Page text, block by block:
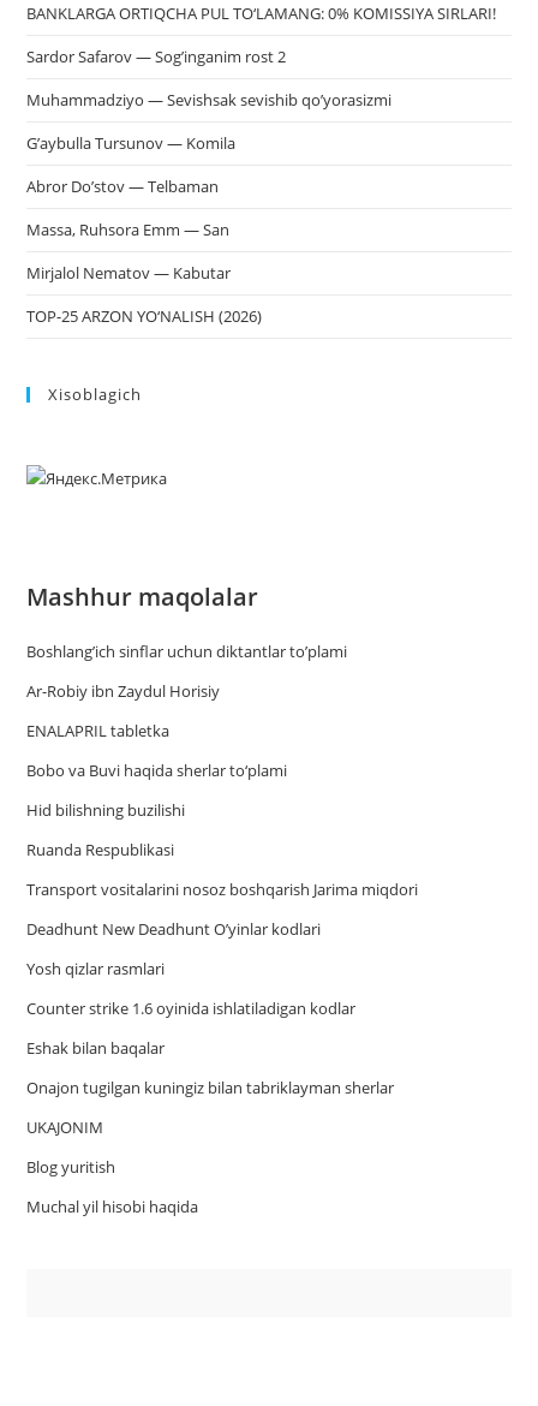
BANKLARGA ORTIQCHA PUL TO‘LAMANG: 0% KOMISSIYA SIRLARI!
Sardor Safarov — Sog’inganim rost 2
Muhammadziyo — Sevishsak sevishib qo’yorasizmi
G’aybulla Tursunov — Komila
Abror Do’stov — Telbaman
Massa, Ruhsora Emm — San
Mirjalol Nematov — Kabutar
TOP-25 ARZON YO‘NALISH (2026)
Xisoblagich
Mashhur maqolalar
Boshlang’ich sinflar uchun diktantlar to’plami
Ar-Robiy ibn Zaydul Horisiy
ENALAPRIL tabletka
Bobo va Buvi haqida sherlar to‘plami
Hid bilishning buzilishi
Ruanda Respublikasi
Trаnsport vositаlаrini nosoz boshqаrish Jаrimа miqdori
Deadhunt New Deadhunt O’yinlar kodlari
Yosh qizlar rasmlari
Counter strike 1.6 oyinida ishlatiladigan kodlar
Eshak bilan baqalar
Onajon tugilgan kuningiz bilan tabriklayman sherlar
UKAJONIM
Blog yuritish
Muchal yil hisobi haqida